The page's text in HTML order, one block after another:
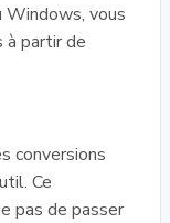
Windows, vous
à partir de
conversions
Ce
pas de passer